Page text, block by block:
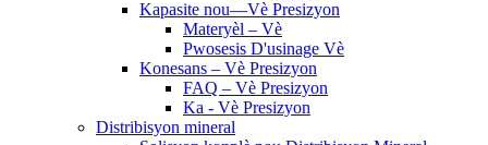
Kapasite nou—Vè Presizyon
Materyèl – Vè
Pwosesis D'usinage Vè
Konesans – Vè Presizyon
FAQ – Vè Presizyon
Ka - Vè Presizyon
Distribisyon mineral